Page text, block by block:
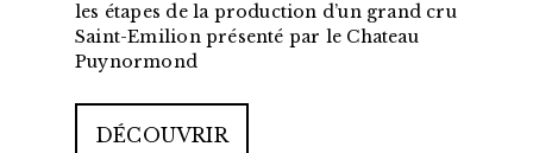
les étapes de la production d’un grand cru
Saint-Emilion présenté par le Chateau
Puynormond
DÉCOUVRIR